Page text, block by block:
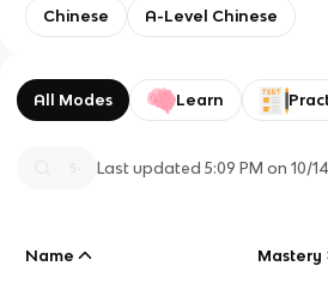
Chinese A-Level Chinese
All Modes Learn
Last updated5:09 PM on 10/
Name Mastery